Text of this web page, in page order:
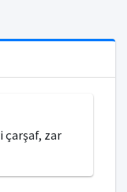
çarşaf, zar